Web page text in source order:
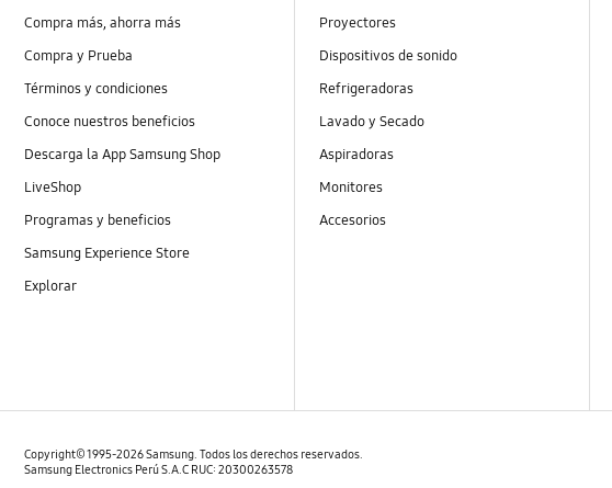
Compra más, ahorra más
Compra y Prueba
Términos y condiciones
Conoce nuestros beneficios
Descarga la App Samsung Shop
LiveShop
Programas y beneficios
Samsung Experience Store
Explorar
Proyectores
Dispositivos de sonido
Refrigeradoras
Lavado y Secado
Aspiradoras
Monitores
Accesorios
Copyright© 1995-2026 Samsung. Todos los derechos reservados.
Samsung Electronics Perú S.A.C RUC: 20300263578